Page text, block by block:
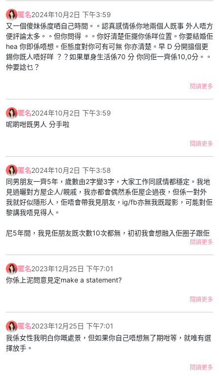
匿名2024年10月2日 下午3:59
又一個傻妹係度哂自己時間。。認真感情係你地兩個人既事 外人唔方
便評論太多。。但你問得 。。你好清楚佢擺你係咩位置。你要結婚佢
hea 你即係唔想。佢態度對你可有可無 你亦清楚。早 D 分開搵個更
錫你既人唔好咩 ？？如果單身生活係70 分 你同佢一齊係10,0分。。
仲要諗乜？
閱讀更多
匿名2024年10月2日 下午3:59
呢啲咁既男人 分手啦
閱讀更多
匿名2024年10月2日 下午3:58
同男朋友一齊5年，歲數由2字變3字，大家工作同感情都穩定。我地
見過曬對方屋企人/親戚，我亦都會偶然系佢屋企過夜，但係一對外
我就好似隱形人，佢唔會帶我見朋友，ig/fb亦無我既蹤影，可能對佢
黎講我唔見得人。
尼5年間，我見佢朋友既次數10次都無，初初我會想融入佢圈子跟佢
去玩。我雖然唔係外向，但自問有禮貌唔失禮，我個次跟佢去飲嘢，
佢夜晚1點幾就送左我走，之後就叫我以後唔好去，佢話朋友唔熟尷
尬。第一次見唔熟好正常，但係佢直接落閘令我唔好受。
另外佢亦都會約朋友系屋企食飯/賭錢。同樣頭幾次我都有份，我亦
會招呼客人。但係幾次後佢會直接同我講約左朋友黎，叫我唔好搵
佢。我同佢講我想識佢啲朋友，佢答我話唔岩玩無謂尷尬。又一次我
比佢拒絕。
我自己覺得為左日後生活和諧啲互相融入對方圈子在所難免，至少可
以多個共同話題。我有邀請過佢見我朋友，佢會配合，但係只係出現
閱讀更多
匿名2023年12月25日 下午7:01
你係上泥問意見定make a statement?
閱讀更多
匿名2023年12月25日 下午7:01
我係女性我明白你嘅處景，但如果你自己唔想無了期咁等，就唯有選
擇放手。
閱讀更多